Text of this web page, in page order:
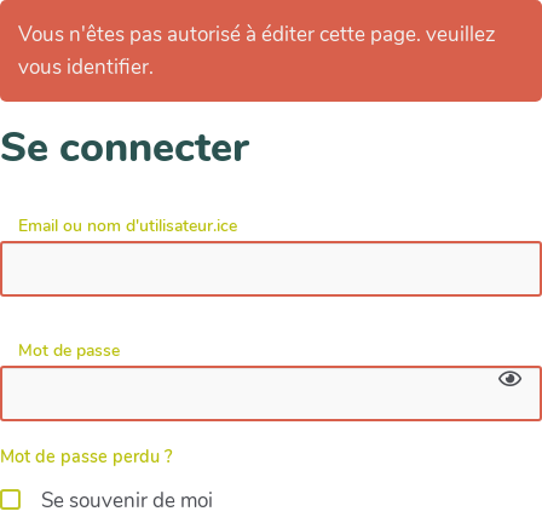
Vous n'êtes pas autorisé à éditer cette page. veuillez
vous identifier.
Se connecter
Email ou nom d'utilisateur.ice
Mot de passe
Mot de passe perdu ?
Se souvenir de moi